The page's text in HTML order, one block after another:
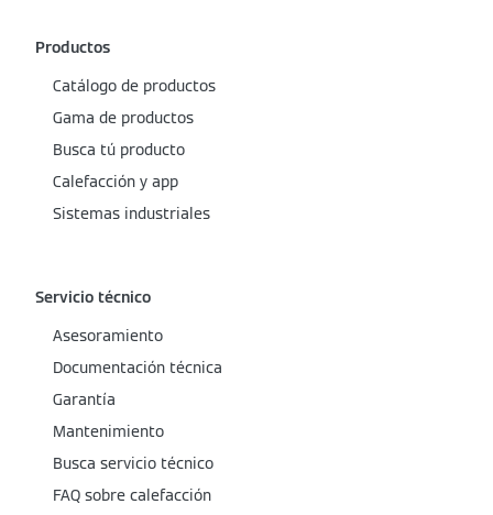
Productos
Catálogo de productos
Gama de productos
Busca tú producto
Calefacción y app
Sistemas industriales
Servicio técnico
Asesoramiento
Documentación técnica
Garantía
Mantenimiento
Busca servicio técnico
FAQ sobre calefacción